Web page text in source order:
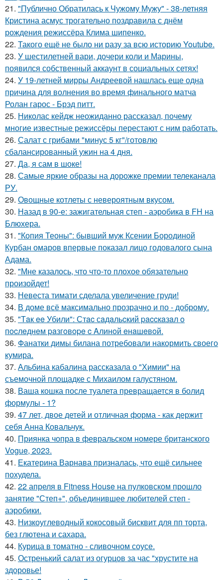
21. "Публично Обратилась к Чужому Мужу" - 38-летняя
Кристина асмус трогательно поздравила с днём
рождения режиссёра Клима шипенко.
22. Такого ещё не было ни разу за всю историю Youtube.
23. У шестилетней вари, дочери коли и Марины,
появился собственный аккаунт в социальных сетях!
24. У 19-летней мирры Андреевой нашлась еще одна
причина для волнения во время финального матча
Ролан гарос - Брэд питт.
25. Николас кейдж неожиданно рассказал, почему
многие известные режиссёры перестают с ним работать.
26. Салат с грибами "минус 5 кг"/готовлю
сбалансированный ужин на 4 дня.
27. Да, я сам в шоке!
28. Самые яркие образы на дорожке премии телеканала
РУ.
29. Овощные котлеты с невероятным вкусом.
30. Назад в 90-е: зажигательная степ - аэробика в FH на
Блюхера.
31. "Копия Теоны": бывший муж Ксении Бородиной
Курбан омаров впервые показал лицо годовалого сына
Адама.
32. "Мне казалось, что что-то плохое обязательно
произойдет!
33. Невеста тимати сделала увеличение груди!
34. В доме всё максимально прозрачно и по - доброму.
35. "Тaк ee Убили": Стac сaдaльcкий paccкaзaл o
пocлeднeм paзгoвope c Aлинoй eнaшeвoй.
36. Фанатки димы билана потребовали накормить своего
кумира.
37. Альбина кабалина рассказала о "Химии" на
съемочной площадке с Михаилом галустяном.
38. Ваша кошка после туалета превращается в болид
формулы - 1?
39. 47 лет, двое детей и отличная форма - как держит
себя Анна Ковальчук.
40. Приянка чопра в февральском номере британского
Vogue, 2023.
41. Екатерина Варнава призналась, что ещё сильнее
похудела.
42. 22 апреля в Fitness House на пулковском прошло
занятие "Степ+", объединившее любителей степ -
аэробики.
43. Низкоуглеводный кокосовый бисквит для пп торта,
без глютена и сахара.
44. Курица в томатно - сливочном соусе.
45. Остренький салат из огурцов за час "хрустите нa
здоровье!